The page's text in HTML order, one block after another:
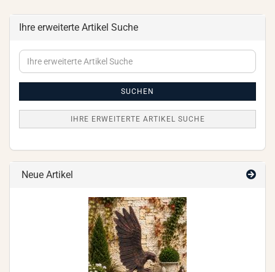
Ihre erweiterte Artikel Suche
Ihre
erweiterte
SUCHEN
IHRE ERWEITERTE ARTIKEL SUCHE
Neue Artikel